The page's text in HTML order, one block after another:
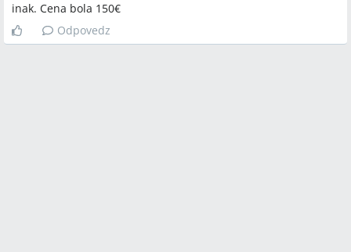
inak. Cena bola 150€
Odpovedz